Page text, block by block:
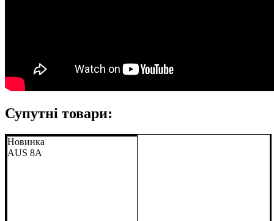
Супутні товари:
Новинка
AUS 8A